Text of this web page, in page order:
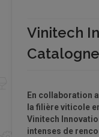
Vinitech
Catalogne
En collaboration
la filière viticole
Vinitech
intenses de